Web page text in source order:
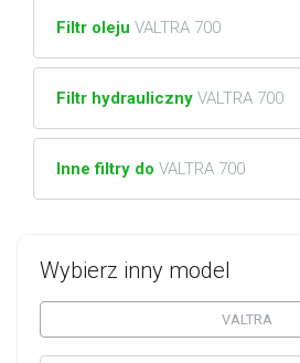
Wybierz inny model
VALTRA
Filtr oleju VALTRA 700
Filtr hydrauliczny VALTRA 700
Inne filtry do VALTRA 700